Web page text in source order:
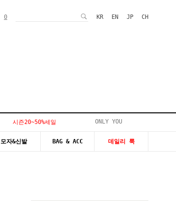
0 KR EN JP CH
시즌20~50%세일 ONLY YOU
모자&신발 BAG & ACC 데일리 룩